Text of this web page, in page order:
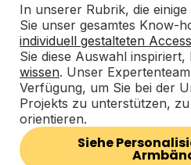
In unserer Rubrik, die
Sie unser gesamtes Know-
individuell gestalteten
Sie diese Auswahl inspiriert,
wissen. Unser
Verfügung, um Sie bei der
Projekts zu unterstützen,
orientieren.
Siehe